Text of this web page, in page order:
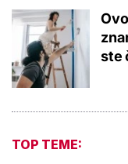
ste
TOP TEME: